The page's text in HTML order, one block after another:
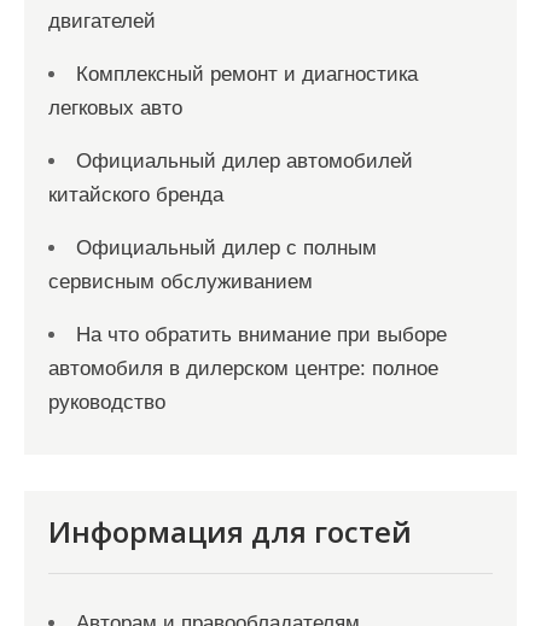
двигателей
Комплексный ремонт и диагностика
легковых авто
Официальный дилер автомобилей
китайского бренда
Официальный дилер с полным
сервисным обслуживанием
На что обратить внимание при выборе
автомобиля в дилерском центре: полное
руководство
Информация для гостей